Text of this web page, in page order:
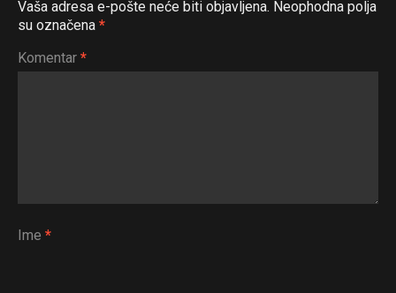
Vaša adresa e-pošte neće biti objavljena. Neophodna polja
su označena *
Komentar *
Ime *